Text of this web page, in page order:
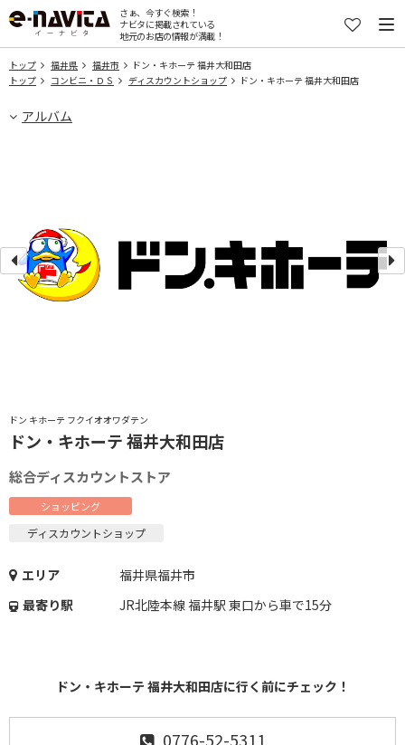
さぁ、今すぐ検索！
ナビタに掲載されている
地元のお店の情報が満載！
トップ 福井県 福井市
ドン・キホーテ 福井大和田店
トップ
コンビニ・ＤＳ ディスカウントショップ ドン・キホーテ 福井大和田店
アルバム
ドン キホーテ フクイオオワダテン
ドン・キホーテ 福井大和田店
総合ディスカウントストア
ショッピング
ディスカウントショップ
エリア
福井県福井市
最寄り駅
JR北陸本線 福井駅 東口から車で15分
ドン・キホーテ 福井大和田店に行く前にチェック！
0776-52-5311